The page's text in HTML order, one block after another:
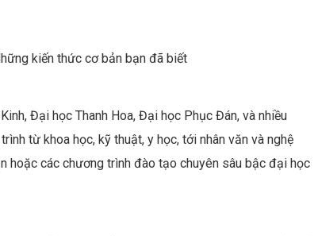
Đại học Thanh Hoa, Đại học Phục Đán, và nhiều
từ khoa học, kỹ thuật, y học, tới nhân văn và nghệ
hoặc các chương trình đào tạo chuyên sâu bậc đại học